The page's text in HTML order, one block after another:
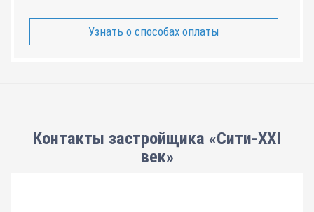
Узнать о способах оплаты
Контакты застройщика «Сити-XXI
век»